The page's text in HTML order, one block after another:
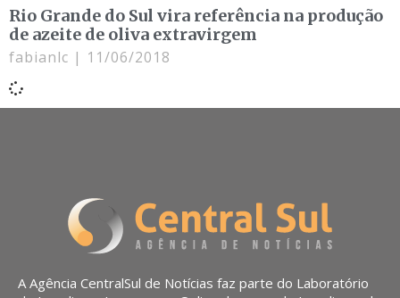
Rio Grande do Sul vira referência na produção
de azeite de oliva extravirgem
fabianlc 11/06/2018
A Agência CentralSul de Notícias faz parte do Laboratório